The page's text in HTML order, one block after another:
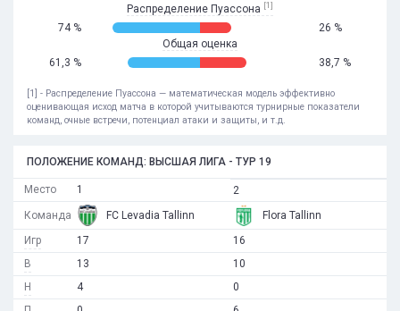
Распределение Пуассона [1]
74 %
26 %
Общая оценка
61,3 %
38,7 %
[1] - Распределение Пуассона — математическая модель эффективно
оценивающая исход матча в которой учитываются турнирные показатели
команд, очные встречи, потенциал атаки и защиты, и т.д.
ПОЛОЖЕНИЕ КОМАНД: ВЫСШАЯ ЛИГА - ТУР 19
Место
Команда
Игр
В
Н
1
FC Levadia Tallinn
17
13
4
2
Flora Tallinn
16
10
0